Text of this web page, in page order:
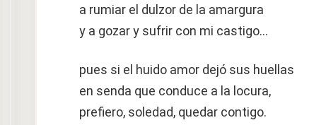
a rumiar el dulzor de la amargura
y a gozar y sufrir con mi castigo…
pues si el huido amor dejó sus huellas
en senda que conduce a la locura,
prefiero, soledad, quedar contigo.